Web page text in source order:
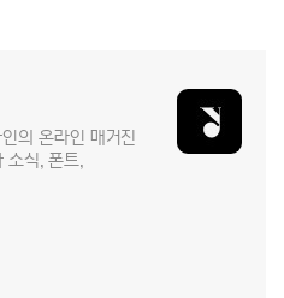
의 온라인 매거진
식, 폰트,